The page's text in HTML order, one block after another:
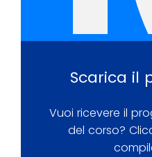
Scarica il
Vuoi ricevere il
del corso?